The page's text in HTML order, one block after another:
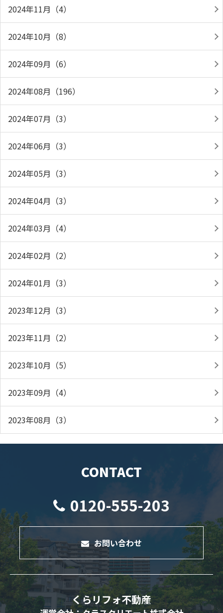
2024年11月（4）
2024年10月（8）
2024年09月（6）
2024年08月（196）
2024年07月（3）
2024年06月（3）
2024年05月（3）
2024年04月（3）
2024年03月（4）
2024年02月（2）
2024年01月（3）
2023年12月（3）
2023年11月（2）
2023年10月（5）
2023年09月（4）
2023年08月（3）
CONTACT
0120-555-203
お問い合わせ
くらリフォ不動産